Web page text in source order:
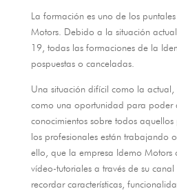
La formación es uno de los
Motors. Debido a la situación
19 todas las formaciones de la
pospuestas o canceladas.
Una situación difí­cil como la actual
como una oportunidad para poder
conocimientos sobre todos
los profesionales están trabajando
ello que la empresa Idemo Motors
ví­deo-tutoriales a través de su canal
recordar caracterí­sticas,